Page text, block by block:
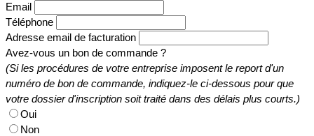
Email
Téléphone
Adresse email de facturation
Avez-vous un bon de commande ?
(Si les procédures de votre entreprise imposent le report d'un
numéro de bon de commande, indiquez-le ci-dessous pour que
votre dossier d'inscription soit traité dans des délais plus courts.)
Oui
Non